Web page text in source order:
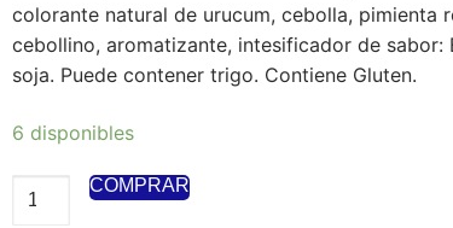
colorante natural de urucum, cebolla, pimienta
cebollino, aromatizante, intesificador de sabor:
soja. Puede contener trigo. Contiene Gluten.
6 disponibles
COMPRAR